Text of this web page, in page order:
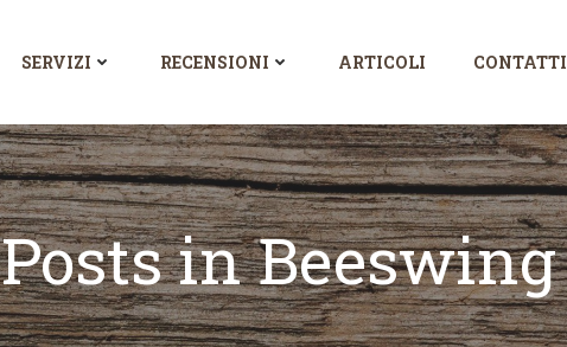
SERVIZI RECENSIONI ARTICOLI CONTATTI
Posts in Beeswing